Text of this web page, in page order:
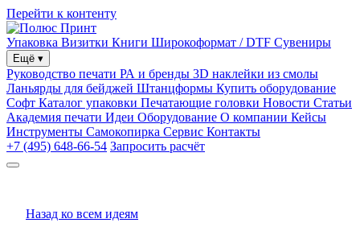
Перейти к контенту
Упаковка Визитки Книги Широкоформат / DTF Сувениры
Ещё ▾
Руководство печати РА и бренды 3D наклейки из смолы
Ланьярды для бейджей Штанцформы Купить оборудование
Софт Каталог упаковки Печатающие головки Новости Статьи
Академия печати Идеи Оборудование О компании Кейсы
Инструменты Самокопирка Сервис Контакты
+7 (495) 648-66-54 Запросить расчёт
Назад ко всем идеям